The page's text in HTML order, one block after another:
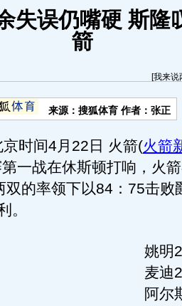
失误仍嘴硬 斯隆
箭
[我来说
来源：搜狐体育 作者：张正
时间4月22日 火箭(火箭
一战在休斯顿打响，火
双的率领下以84：75击败
。
姚明
麦迪
阿尔